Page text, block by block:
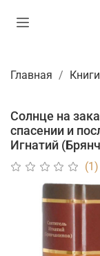
Главная Книги
Солнце на
спасении и
Игнатий
(1)